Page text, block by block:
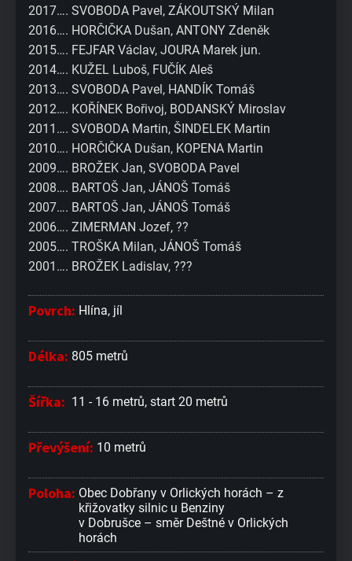
2017…. SVOBODA Pavel, ZÁKOUTSKÝ Milan
2016…. HORČIČKA Dušan, ANTONY Zdeněk
2015…. FEJFAR Václav, JOURA Marek jun.
2014…. KUŽEL Luboš, FUČÍK Aleš
2013…. SVOBODA Pavel, HANDÍK Tomáš
2012…. KOŘÍNEK Bořivoj, BODANSKÝ Miroslav
2011…. SVOBODA Martin, ŠINDELEK Martin
2010…. HORČIČKA Dušan, KOPENA Martin
2009…. BROŽEK Jan, SVOBODA Pavel
2008…. BARTOŠ Jan, JÁNOŠ Tomáš
2007…. BARTOŠ Jan, JÁNOŠ Tomáš
2006…. ZIMERMAN Jozef, ??
2005…. TROŠKA Milan, JÁNOŠ Tomáš
2001…. BROŽEK Ladislav, ???
Povrch: Hlína, jíl
Délka: 805 metrů
Šířka: 11 - 16 metrů, start 20 metrů
Převýšení: 10 metrů
Poloha: Obec Dobřany v Orlických horách – z
křižovatky silnic u Benziny
v Dobrušce – směr Deštné v Orlických
horách